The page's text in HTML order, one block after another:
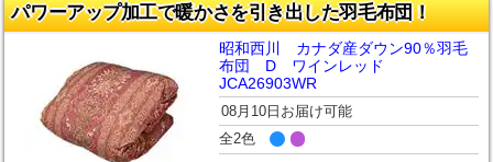
パワーアップ加工で暖かさを引き出した羽毛布団！
昭和西川 カナダ産ダウン90％羽毛
布団 D ワインレッド
JCA26903WR
08月10日お届け可能
全2色